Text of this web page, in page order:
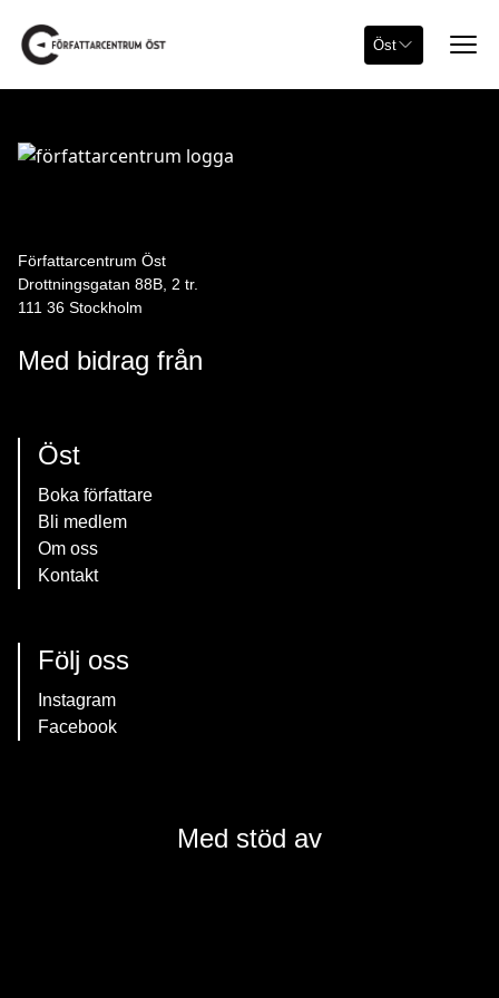
Öst
Författarcentrum Öst
Drottningsgatan 88B, 2 tr.
111 36 Stockholm
Med bidrag från
Öst
Boka författare
Bli medlem
Om oss
Kontakt
Följ oss
Instagram
Facebook
Med stöd av